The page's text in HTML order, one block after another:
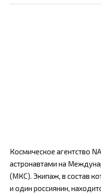
Космическое агентство
астронавтами на
(МКС). Экипаж, в состав
и один россиянин,